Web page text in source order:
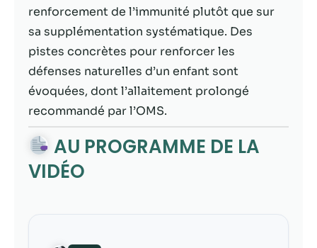
renforcement de l’immunité plutôt que sur
sa supplémentation systématique. Des
pistes concrètes pour renforcer les
défenses naturelles d’un enfant sont
évoquées, dont l’allaitement prolongé
recommandé par l’OMS.
AU PROGRAMME DE LA
VIDÉO